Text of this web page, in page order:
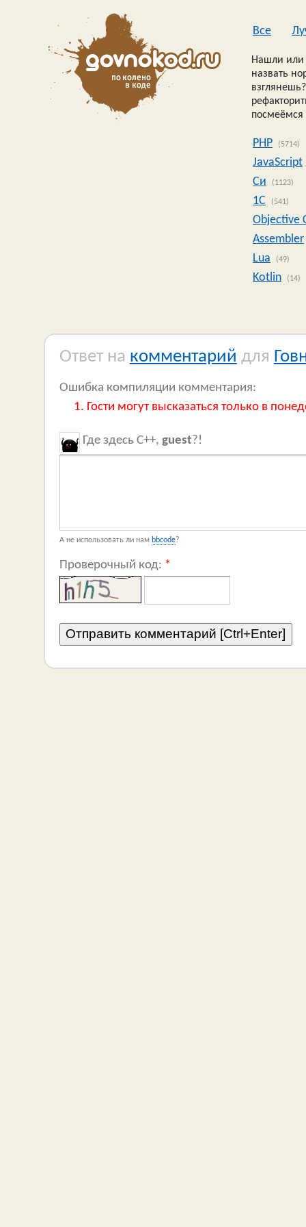
Все
Нашли или
назвать
посмеёмся
PHP (5714)
JavaScript
Си
(1123)
1C (541)
Objective
Assembler
Lua
(49)
Kotlin (14)
Ответ на комментарий для
Ошибка компиляции комментария:
Гости могут высказаться только в
Где здесь C++, guest?!
А не использовать ли нам bbcode?
Проверочный код: *